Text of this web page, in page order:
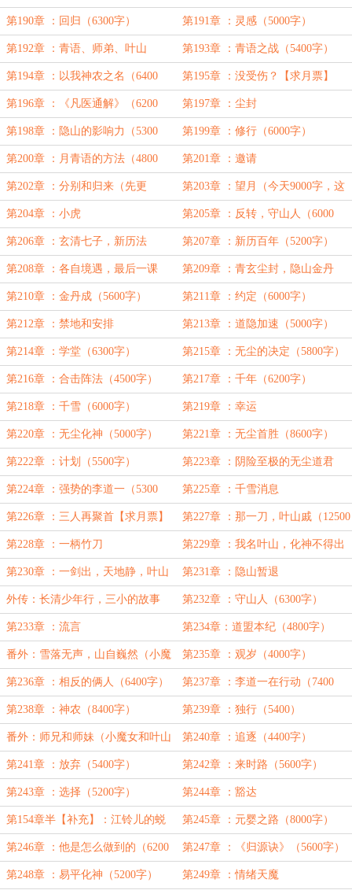
字）
第190章 ：回归（6300字） 第191章 ：灵感（5000字）
第192章 ：青语、师弟、叶山
（5600字）
第193章 ：青语之战（5400字）
第194章 ：以我神农之名（6400
字）
第195章 ：没受伤？【求月票】
第196章 ：《凡医通解》（6200
字）
第197章 ：尘封
第198章 ：隐山的影响力（5300
字）
第199章 ：修行（6000字）
第200章 ：月青语的方法（4800
字）
第201章 ：邀请
第202章 ：分别和归来（先更
4000，晚上还有）
第203章 ：望月（今天9000字，这
章算补更）
第204章 ：小虎 第205章 ：反转，守山人（6000
字）
第206章 ：玄清七子，新历法
（6400字）
第207章 ：新历百年（5200字）
第208章 ：各自境遇，最后一课
（5400字）
第209章 ：青玄尘封，隐山金丹
（5200字）
第210章 ：金丹成（5600字） 第211章 ：约定（6000字）
第212章 ：禁地和安排 第213章 ：道隐加速（5000字）
第214章 ：学堂（6300字） 第215章 ：无尘的决定（5800字）
第216章 ：合击阵法（4500字） 第217章 ：千年（6200字）
第218章 ：千雪（6000字） 第219章 ：幸运
第220章 ：无尘化神（5000字） 第221章 ：无尘首胜（8600字）
第222章 ：计划（5500字） 第223章 ：阴险至极的无尘道君
（5800字）
第224章 ：强势的李道一（5300
字）
第225章 ：千雪消息
第226章 ：三人再聚首【求月票】 第227章 ：那一刀，叶山戚（12500
字）为盟主【别揉我猫耳朵】加更
第228章 ：一柄竹刀 第229章 ：我名叶山，化神不得出
手（5100字）
第230章 ：一剑出，天地静，叶山
之名再现
第231章 ：隐山暂退
外传：长清少年行，三小的故事
（16700字）
第232章 ：守山人（6300字）
第233章 ：流言 第234章：道盟本纪（4800字）
番外：雪落无声，山自巍然（小魔
女和叶山的故事）
第235章 ：观岁（4000字）
第236章 ：相反的俩人（6400字） 第237章 ：李道一在行动（7400
字）
第238章 ：神农（8400字） 第239章 ：独行（5400）
番外：师兄和师妹（小魔女和叶山
的故事二）
第240章 ：追逐（4400字）
第241章 ：放弃（5400字） 第242章 ：来时路（5600字）
第243章 ：选择（5200字） 第244章 ：豁达
第154章半【补充】：江铃儿的蜕
变（7600字）
第245章 ：元婴之路（8000字）
第246章 ：他是怎么做到的（6200
字）
第247章 ：《归源诀》（5600字）
第248章 ：易平化神（5200字） 第249章 ：情绪天魔